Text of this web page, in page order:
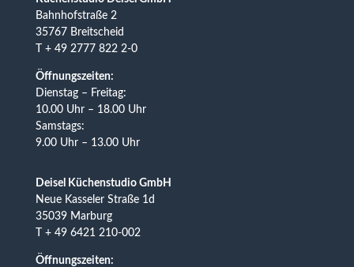
Bahnhofstraße 2
35767 Breitscheid
T + 49 2777 822 2-0
Öffnungszeiten:
Dienstag – Freitag:
10.00 Uhr – 18.00 Uhr
Samstags:
9.00 Uhr – 13.00 Uhr
Deisel Küchenstudio GmbH
Neue Kasseler Straße 1d
35039 Marburg
T + 49 6421 210-002
Öffnungszeiten: